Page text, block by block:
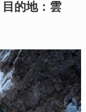
的地：雲